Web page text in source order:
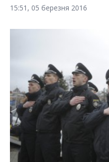
15:51, 05 березня 2016